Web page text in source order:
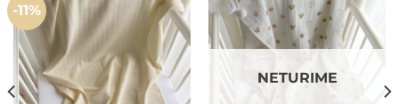
-11%
Mėgstamiausias Mėgstamiausias
NETURIME